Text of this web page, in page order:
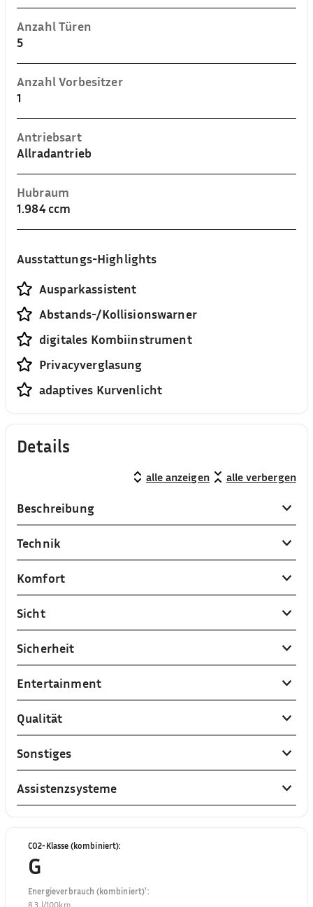
Anzahl Türen
5
Anzahl Vorbesitzer
1
Antriebsart
Allradantrieb
Hubraum
1.984 ccm
Ausstattungs-Highlights
Ausparkassistent
Abstands-/Kollisionswarner
digitales Kombiinstrument
Privacyverglasung
adaptives Kurvenlicht
Details
alle anzeigen alle verbergen
Beschreibung
Technik
Komfort
Sicht
Sicherheit
Entertainment
Qualität
Sonstiges
Assistenzsysteme
CO2-Klasse (kombiniert):
G
Energieverbrauch (kombiniert)¹:
8,3 l/100km